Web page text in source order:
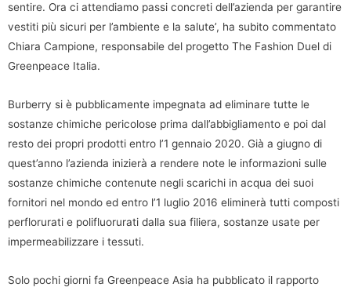
sentire. Ora ci attendiamo passi concreti dell’azienda per garantire
vestiti più sicuri per l’ambiente e la salute’, ha subito commentato
Chiara Campione, responsabile del progetto The Fashion Duel di
Greenpeace Italia.
Burberry si è pubblicamente impegnata ad eliminare tutte le
sostanze chimiche pericolose prima dall’abbigliamento e poi dal
resto dei propri prodotti entro l’1 gennaio 2020. Già a giugno di
quest’anno l’azienda inizierà a rendere note le informazioni sulle
sostanze chimiche contenute negli scarichi in acqua dei suoi
fornitori nel mondo ed entro l’1 luglio 2016 eliminerà tutti composti
perflorurati e polifluorurati dalla sua filiera, sostanze usate per
impermeabilizzare i tessuti.
Solo pochi giorni fa Greenpeace Asia ha pubblicato il rapporto